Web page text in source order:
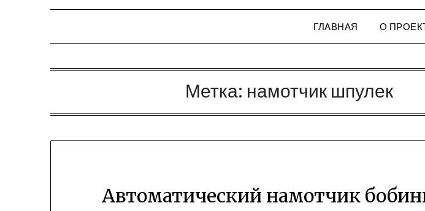
ГЛАВНАЯ О
Метка: намотчик шпулек
Автоматический намотчик